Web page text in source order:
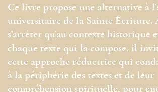
Ce livre propose une alternative à
universitaire de la Sainte Écriture.
s’arrêter qu’au contexte historique
chaque texte qui la compose, il
cette approche réductrice qui
à la périphérie des textes et de leur